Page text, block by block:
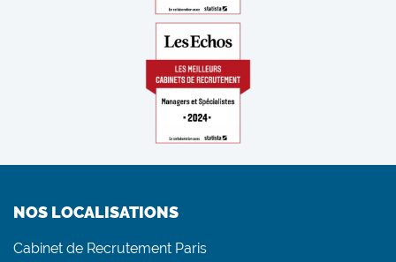
NOS LOCALISATIONS
Cabinet de Recrutement Paris